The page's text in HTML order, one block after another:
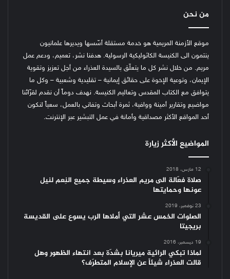
من نحن
موقع الأزمنة المريمية هو خدمة مستقلة أسّسها ويديرها علمانيون
ينتمون الى الكنيسة الكاثوليكية الرسولية. هدفنا نشر، تعميم، ودعم عمل
مريم. من خلال نشر كل ما يتعلّق بالسيدة العذراء من أجل تعزيز وتقوية
الإيمان، وتوعية الإخوة على حقائق إيمانية – تقليدية وشعبية – وكل ما
يتوافق مع الكتاب المقدس وتعاليم الكنيسة. نهدف دوماً أن نقدم لقرّائنا
مواضيع وتقارير أمينة ووافية، ثمرة أبحاث وتفاني بالعمل، سعياً لنكون
أحد المواقع الأكثر مصداقية وأمانة في عمل التبشير عبر الإنترنت.
المواضيع الأكثر زيارة
12 مارس، 2018
صلاة فعّالة الى مريم العذراء وسيطة جميع النِعم لنيل
عونها وحمايتها
23 نوفمبر، 2019
الصلوات الخمس عشر التي أملاها الرب يسوع على القديسة
بريجيتا
19 ديسمبر، 2016
لماذا تبكي الرائية ميريانا بشدّة بعد انتهاء الظهور وهل
قالت العذراء شيئاً عن الإسلام المتطرّف؟